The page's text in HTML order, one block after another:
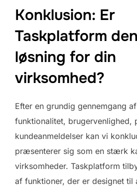
Konklusion: Er
Taskplatform
løsning for din
virksomhed?
Efter en grundig gennemgang
funktionalitet, brugervenlighed,
kundeanmeldelser kan vi
præsenterer sig som en stærk
virksomheder. Taskplatform
af funktioner, der er designet til